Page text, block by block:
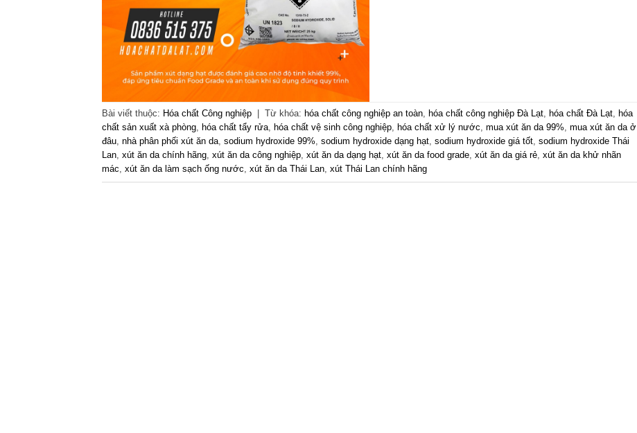
Bài viết thuộc: Hóa chất Công nghiệp Từ khóa: hóa chất công nghiệp an toàn, hóa chất công nghiệp Đà Lạt, hóa chất Đà Lạt, hóa
chất sản xuất xà phòng, hóa chất tẩy rửa, hóa chất vệ sinh công nghiệp, hóa chất xử lý nước, mua xút ăn da 99%, mua xút ăn da ở
đâu, nhà phân phối xút ăn da, sodium hydroxide 99%, sodium hydroxide dạng hạt, sodium hydroxide giá tốt, sodium hydroxide Thái
Lan, xút ăn da chính hãng, xút ăn da công nghiệp, xút ăn da dạng hạt, xút ăn da food grade, xút ăn da giá rẻ, xút ăn da khử nhãn
mác, xút ăn da làm sạch ống nước, xút ăn da Thái Lan, xút Thái Lan chính hãng